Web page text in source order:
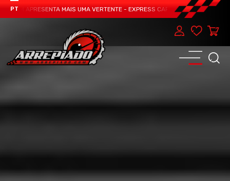
PTAPRESENTA MAIS UMA VERTENTE - EXPRESS CAR SERVICE,